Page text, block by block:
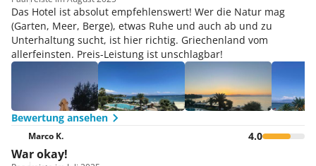
Das Hotel ist absolut empfehlenswert! Wer die Natur mag
(Garten, Meer, Berge), etwas Ruhe und auch ab und zu
Unterhaltung sucht, ist hier richtig. Griechenland vom
allerfeinsten. Preis-Leistung ist unschlagbar!
Bewertung ansehen
Marco K. 4.0
War okay!